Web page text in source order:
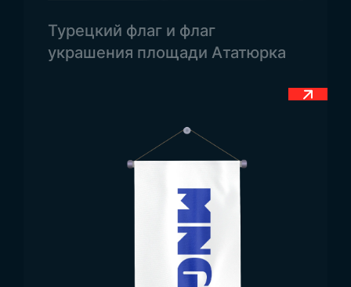
Области применения флага Америки
Сферы применения флагов различны. Однако,
как правило, флаги чаще всего используются в
массовых мероприятиях, а также с целью
Кроме того, флаги активно используются во
время международных соревнований. Помимо
этого, флаг США также изображается на
различных настольных аксессуарах и одежде.
Вместе с нашим сайтом, предоставляющим
услуги по изготовлению флагов, вы также
можете воспользоваться решениями,
Турецкий флаг и флаг
украшения площади Ататюрка